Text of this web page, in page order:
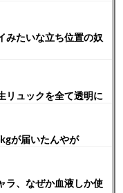
みたいな立ち位置の奴
リュックを全て透明に
が届いたんやが
ラ、なぜか血液しか使